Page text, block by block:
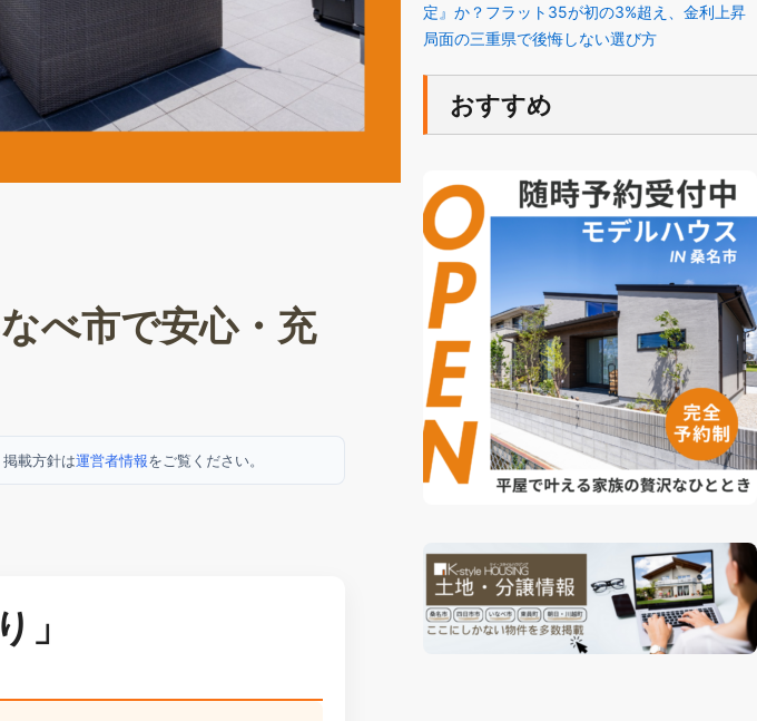
べ市で安心・充
載方針は運営者情報をご覧ください。
」
定』か？フラット35が初の3%超え、金利上昇
局面の三重県で後悔しない選び方
おすすめ